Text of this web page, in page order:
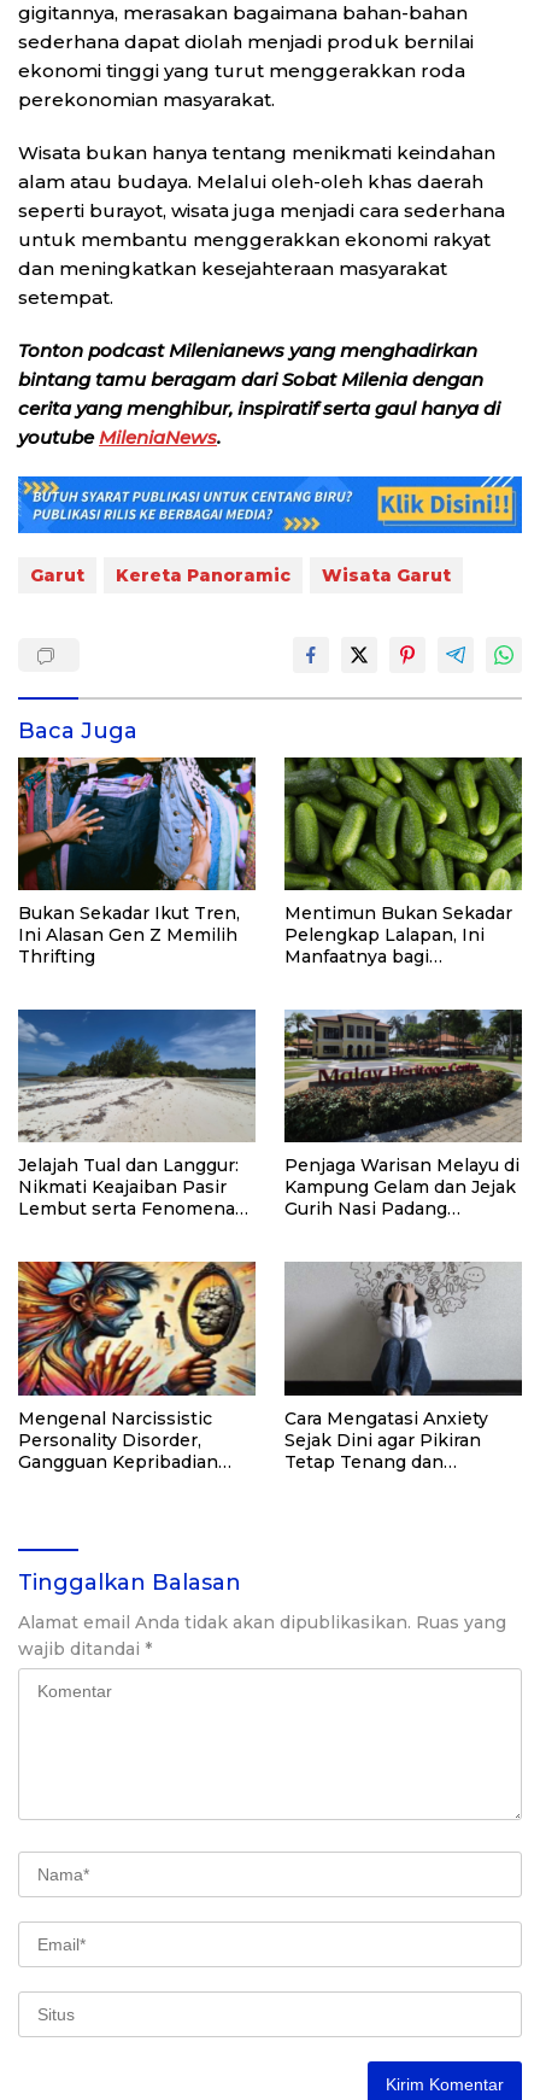
gigitannya, merasakan bagaimana bahan-bahan
sederhana dapat diolah menjadi produk bernilai
ekonomi tinggi yang turut menggerakkan roda
perekonomian masyarakat.
Wisata bukan hanya tentang menikmati keindahan
alam atau budaya. Melalui oleh-oleh khas daerah
seperti burayot, wisata juga menjadi cara sederhana
untuk membantu menggerakkan ekonomi rakyat
dan meningkatkan kesejahteraan masyarakat
setempat.
Tonton podcast Milenianews yang menghadirkan
bintang tamu beragam dari Sobat Milenia dengan
cerita yang menghibur, inspiratif serta gaul hanya di
youtube MileniaNews.
Garut Kereta Panoramic Wisata Garut
Baca Juga
Bukan Sekadar Ikut Tren,
Ini Alasan Gen Z Memilih
Thrifting
Mentimun Bukan Sekadar
Pelengkap Lalapan, Ini
Manfaatnya bagi
Jelajah Tual dan Langgur:
Nikmati Keajaiban Pasir
Lembut serta Fenomena
Penjaga Warisan Melayu di
Kampung Gelam dan Jejak
Gurih Nasi Padang
Mengenal Narcissistic
Personality Disorder,
Gangguan Kepribadian
Cara Mengatasi Anxiety
Sejak Dini agar Pikiran
Tetap Tenang dan
Tinggalkan Balasan
Alamat email Anda tidak akan dipublikasikan. Ruas yang
wajib ditandai *